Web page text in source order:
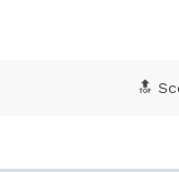
🔝